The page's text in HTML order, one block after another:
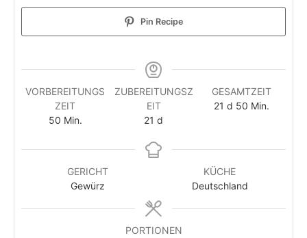
Pin Recipe
VORBEREITUNGS
ZEIT
50 Min.
ZUBEREITUNGSZ
EIT
21 d
GESAMTZEIT
21 d 50 Min.
GERICHT
Gewürz
KÜCHE
Deutschland
PORTIONEN